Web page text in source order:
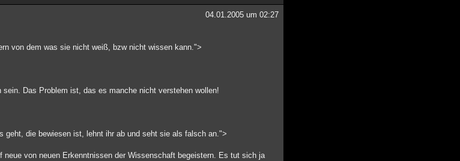
04.01.2005 um 02:27
von dem was sie nicht weiß, bzw nicht wissen kann.">
Das Problem ist, das es manche nicht verstehen wollen!
geht, die bewiesen ist, lehnt ihr ab und seht sie als falsch an.">
von neuen Erkenntnissen der Wissenschaft begeistern. Es tut sich ja